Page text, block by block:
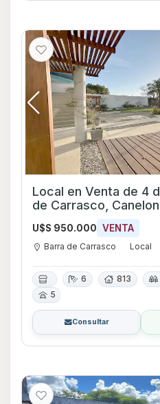
Local en Venta de 4
de Carrasco,
U$S 950.000 VENTA
Barra de Carrasco Local
6 813
5
Consultar